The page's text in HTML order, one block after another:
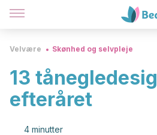
Velvære Skønhed og selvpleje
13
efteråret
4 minutter